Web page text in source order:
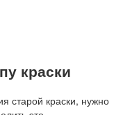
краски
старой краски, нужно